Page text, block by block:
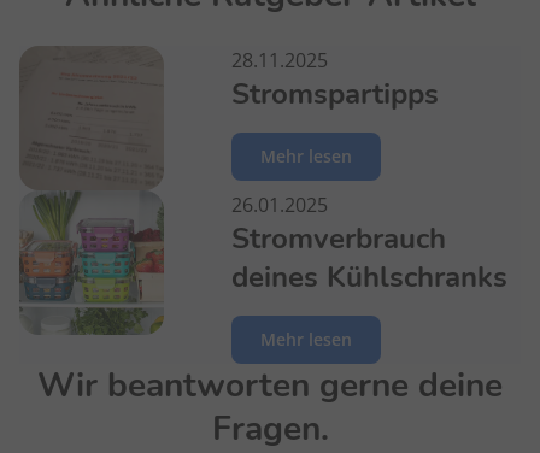
28.11.2025
Stromspartipps
Mehr lesen
26.01.2025
Stromverbrauch
deines Kühlschranks
Mehr lesen
Wir beantworten gerne deine
Fragen.